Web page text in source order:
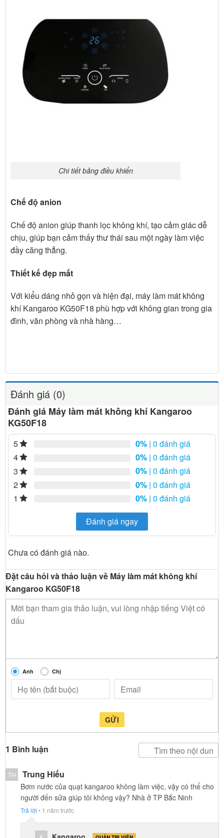
Chi tiết bảng điều khiển
Chế độ anion
Chế độ anion giúp thanh lọc không khí, tạo cảm giác dễ
chịu, giúp bạn cảm thấy thư thái sau một ngày làm việc
đầy căng thẳng.
Thiết kế đẹp mắt
Với kiểu dáng nhỏ gọn và hiện đại, máy làm mát không
khí Kangaroo KG50F18 phù hợp với không gian trong gia
đình, văn phòng và nhà hàng…
Đánh giá (0)
Đánh giá Máy làm mát không khí Kangaroo
KG50F18
5 0% | 0 đánh giá
4
0% | 0 đánh giá
3
0% | 0 đánh giá
2
0% | 0 đánh giá
1
0% | 0 đánh giá
Đánh giá ngay
Chưa có đánh giá nào.
Đặt câu hỏi và thảo luận về Máy làm mát không khí
Kangaroo KG50F18
Anh Chị
GỬI
1 Bình luận
TH Trung Hiếu
Bơm nước của quạt kangaroo không làm việc, vậy có thể cho
người đến sửa giúp tôi không vậy? Nhà ở TP Bắc Ninh
Trả lời • 1 năm trước